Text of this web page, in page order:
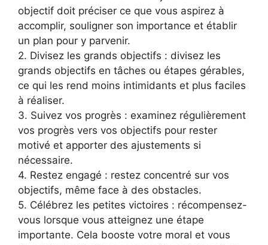
objectif doit préciser ce que vous aspirez à
accomplir, souligner son importance et établir
un plan pour y parvenir.
2. Divisez les grands objectifs : divisez les
grands objectifs en tâches ou étapes gérables,
ce qui les rend moins intimidants et plus faciles
à réaliser.
3. Suivez vos progrès : examinez régulièrement
vos progrès vers vos objectifs pour rester
motivé et apporter des ajustements si
nécessaire.
4. Restez engagé : restez concentré sur vos
objectifs, même face à des obstacles.
5. Célébrez les petites victoires : récompensez-
vous lorsque vous atteignez une étape
importante. Cela booste votre moral et vous